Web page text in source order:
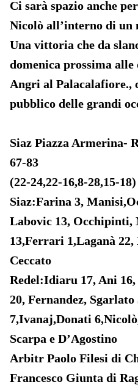
Ci sarà spazio anche
Nicolò all’interno di un
Una vittoria che da
domenica prossima
Angri al Palacalafiore.,
pubblico delle grandi
Siaz Piazza Armerina-
67-83
(22-24,22-16,8-28,15-18)
Siaz:Farina 3,
Labovic 13, Occhipinti,
13,Ferrari 1,Laganà
Ceccato
Redel:Idiaru 17, Ani
20, Fernandez, Sgarlato
7,Ivanaj,Donati
Scarpa e D’Agostino
Arbitr Paolo Filesi di
Francesco Giunta di